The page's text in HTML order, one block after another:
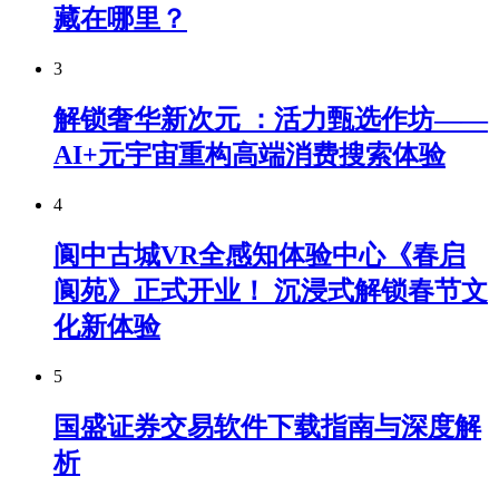
藏在哪里？
3
解锁奢华新次元 ：活力甄选作坊——
AI+元宇宙重构高端消费搜索体验
4
阆中古城VR全感知体验中心《春启
阆苑》正式开业！ 沉浸式解锁春节文
化新体验
5
国盛证券交易软件下载指南与深度解
析